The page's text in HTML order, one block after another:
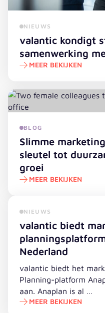
NIEUWS
valantic kondigt
samenwerking
MEER BEKIJKEN
valantic kondigt
BLOG
Slimme
sleutel tot
groei
MEER BEKIJKEN
Slimme marketing
NIEUWS
valantic biedt
Nederland
valantic biedt het
Planning-platform
aan. Anaplan is al …
MEER BEKIJKEN